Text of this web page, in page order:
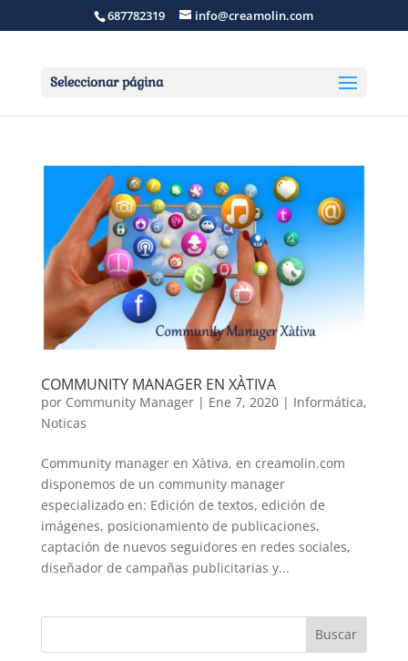
687782319 info@creamolin.com
Seleccionar página
COMMUNITY MANAGER EN XÀTIVA
por Community Manager| Ene 7, 2020| Informática,
Noticas
Community manager en Xàtiva, en creamolin.com
disponemos de un community manager
especializado en: Edición de textos, edición de
imágenes, posicionamiento de publicaciones,
captación de nuevos seguidores en redes sociales,
diseñador de campañas publicitarias y...